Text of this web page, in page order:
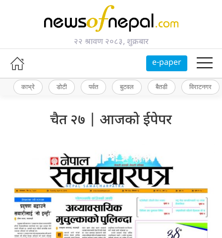
२२ श्रावण २०८३, शुक्रबार
e-paper
काभ्रे डोटी पर्वत बुटवल बैतडी विराटनगर
चैत २७ | आजको ईपेपर